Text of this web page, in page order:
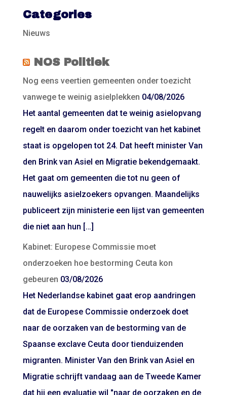
Categories
Nieuws
NOS Politiek
Nog eens veertien gemeenten onder toezicht
vanwege te weinig asielplekken 04/08/2026
Het aantal gemeenten dat te weinig asielopvang
regelt en daarom onder toezicht van het kabinet
staat is opgelopen tot 24. Dat heeft minister Van
den Brink van Asiel en Migratie bekendgemaakt.
Het gaat om gemeenten die tot nu geen of
nauwelijks asielzoekers opvangen. Maandelijks
publiceert zijn ministerie een lijst van gemeenten
die niet aan hun […]
Kabinet: Europese Commissie moet
onderzoeken hoe bestorming Ceuta kon
gebeuren 03/08/2026
Het Nederlandse kabinet gaat erop aandringen
dat de Europese Commissie onderzoek doet
naar de oorzaken van de bestorming van de
Spaanse exclave Ceuta door tienduizenden
migranten. Minister Van den Brink van Asiel en
Migratie schrijft vandaag aan de Tweede Kamer
dat hij een evaluatie wil "naar de oorzaken en de